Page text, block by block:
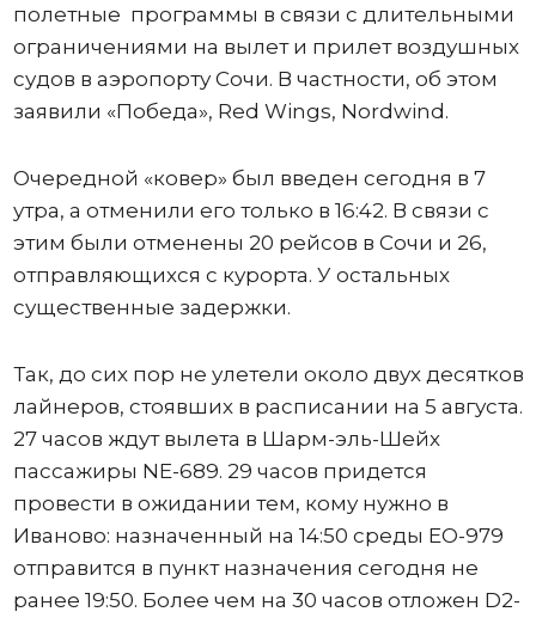
полетные программы в связи с длительными
ограничениями на вылет и прилет воздушных
судов в аэропорту Сочи. В частности, об этом
заявили «Победа», Red Wings, Nordwind.
Очередной «ковер» был введен сегодня в 7
утра, а отменили его только в 16:42. В связи с
этим были отменены 20 рейсов в Сочи и 26,
отправляющихся с курорта. У остальных
существенные задержки.
Так, до сих пор не улетели около двух десятков
лайнеров, стоявших в расписании на 5 августа.
27 часов ждут вылета в Шарм-эль-Шейх
пассажиры NE-689. 29 часов придется
провести в ожидании тем, кому нужно в
Иваново: назначенный на 14:50 среды ЕО-979
отправится в пункт назначения сегодня не
ранее 19:50. Более чем на 30 часов отложен D2-